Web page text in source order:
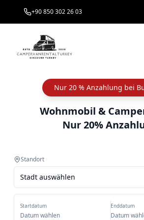
+90 850 302 26 03
Nur 20 % Anzahlung bei
Wohnmobil &
Nur 20%
Standort
Stadt auswählen
Startdatum
Datum wählen
Enddatum
Datum